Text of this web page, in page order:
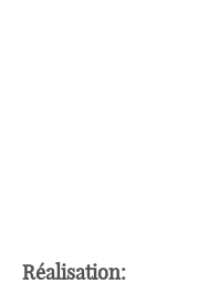
Réalisation: